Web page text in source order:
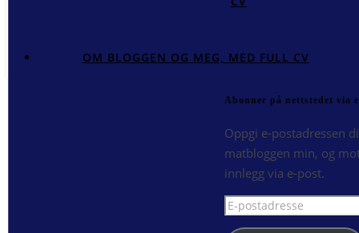
OM BLOGGEN OG MEG, MED FULL CV
Abonner på nettstedet via
Oppgi e-postadressen
matbloggen min, og
innlegg via e-post.
E-
postadresse